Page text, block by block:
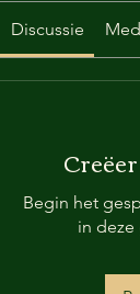
Discussie
Begin het
in